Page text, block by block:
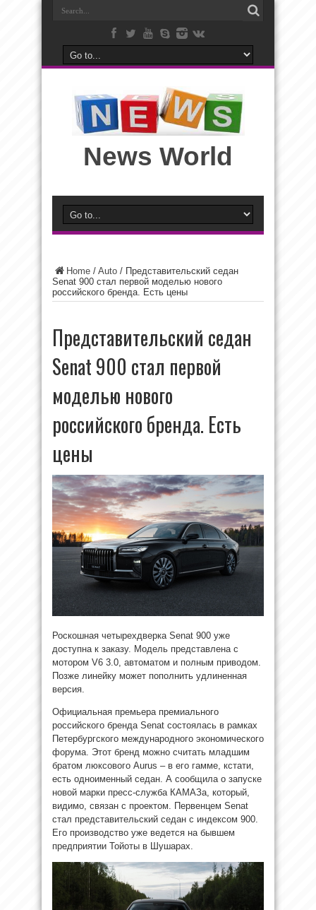
News World
Home / Auto / Представительский седан
Senat 900 стал первой моделью нового
российского бренда. Есть цены
Представительский седан
Senat 900 стал первой
моделью нового
российского бренда. Есть
цены
Роскошная четырехдверка Senat 900 уже
доступна к заказу. Модель представлена с
мотором V6 3.0, автоматом и полным приводом.
Позже линейку может пополнить удлиненная
версия.
Официальная премьера премиального
российского бренда Senat состоялась в рамках
Петербургского международного экономического
форума. Этот бренд можно считать младшим
братом люксового Aurus – в его гамме, кстати,
есть одноименный седан. А сообщила о запуске
новой марки пресс-служба КАМАЗа, который,
видимо, связан с проектом. Первенцем Senat
стал представительский седан с индексом 900.
Его производство уже ведется на бывшем
предприятии Тойоты в Шушарах.